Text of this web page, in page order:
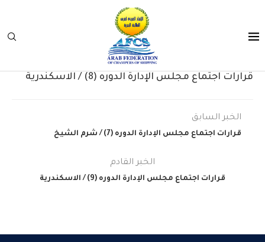
قرارات اجتماع مجلس الإدارة الدوره (8) / الاسكندرية
الخبر السابق
قرارات اجتماع مجلس الإدارة الدوره (7) / شرم الشيخ
الخبر القادم
قرارات اجتماع مجلس الإدارة الدوره (9) / الاسكندرية